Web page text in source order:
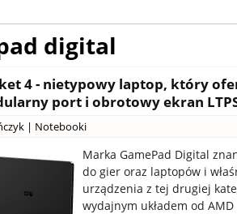
digital
4 - nietypowy laptop, który
port i obrotowy ekran
| Notebooki
Marka GamePad Digital
do gier oraz laptopów i
urządzenia z tej drugiej
wydajnym układem od